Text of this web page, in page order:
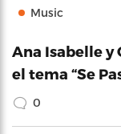
Music
Ana Isabelle y
el tema “Se
0